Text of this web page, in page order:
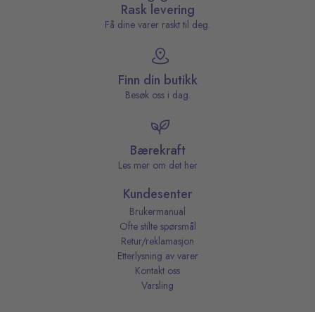
Rask levering
Få dine varer raskt til deg.
Finn din butikk
Besøk oss i dag.
Bærekraft
Les mer om det her
Kundesenter
Brukermanual
Ofte stilte spørsmål
Retur/reklamasjon
Etterlysning av varer
Kontakt oss
Varsling